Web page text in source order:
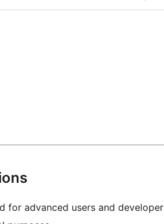
for advanced users and